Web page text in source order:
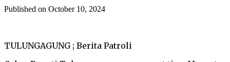
Published on October 10, 2024
TULUNGAGUNG ; Berita Patroli